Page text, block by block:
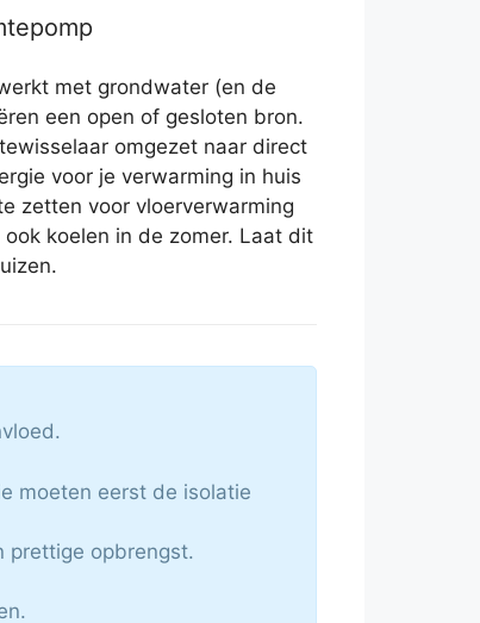
met grondwater (en de
een open of gesloten bron.
omgezet naar direct
voor je verwarming in huis
zetten voor vloerverwarming
koelen in de zomer. Laat dit
moeten eerst de isolatie
prettige opbrengst.